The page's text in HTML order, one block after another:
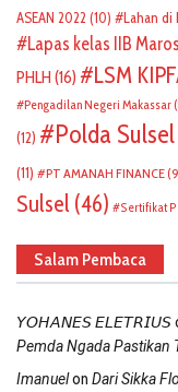
ASEAN 2022 (10) Lahan di
Lapas kelas IIB Maros
PHLH (16) LSM
Pengadilan Negeri Makassar
(12)
Polda Sulsel
(11)
PT AMANAH FINANCE
Sulsel (46) Sertifikat
Salam Pembaca
𝘠𝘖𝘏𝘈𝘕𝘌𝘚 𝘌𝘓𝘌𝘛𝘙𝘐𝘜𝘚
Pemda Ngada Pastikan
Imanuelon Dari Sikka